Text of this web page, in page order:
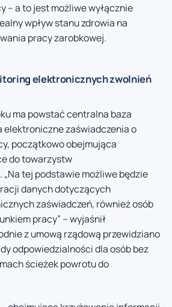
– a to jest możliwe wyłącznie
wpływ stanu zdrowia na
pracy zarobkowej.
elektronicznych zwolnień
ma powstać centralna baza
elektroniczne zaświadczenia o
początkowo obejmująca
do towarzystw
tej podstawie możliwe będzie
danych dotyczących
zaświadczeń, również osób
pracy” – wyjaśnił
z umową rządową przewidziano
odpowiedzialności dla osób bez
ścieżek powrotu do